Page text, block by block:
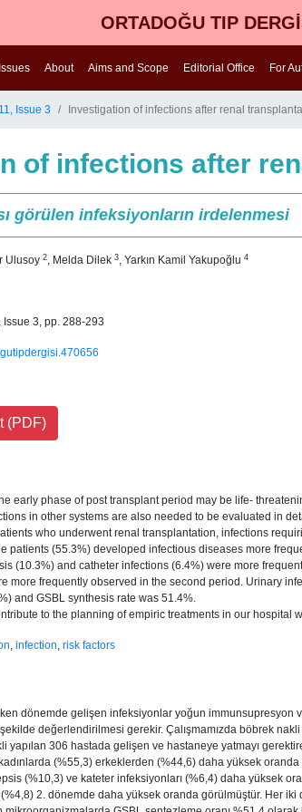
ORTADOĞU TIP
About Aims and Scope Editorial Office For
Issue 3 Investigation of infections after renal
of infections after
görülen infeksiyonların irdelenmesi
Ulusoy 2, Melda Dilek 3, Yarkın Kamil Yakupoğlu 4
Issue 3, pp. 288-293
(PDF)
early phase of post transplant period may be life-
in other systems are also needed to be evaluated in
who underwent renal transplantation, infections
patients (55.3%) developed infectious diseases more
(10.3%) and catheter infections (6.4%) were more
more frequently observed in the second period. Urinary
and GSBL synthesis rate was 51.4%.
to the planning of empiric treatments in our
, infection, risk factors
dönemde gelişen infeksiyonlar yoğun immunsupresyon
değerlendirilmesi gerekir. Çalışmamızda böbrek
yapılan 306 hastada gelişen ve hastaneye yatmayı
(%55,3) erkeklerden (%44,6) daha yüksek
(%10,3) ve kateter infeksiyonları (%6,4) daha yüksek
2. dönemde daha yüksek oranda görülmüştür. Her